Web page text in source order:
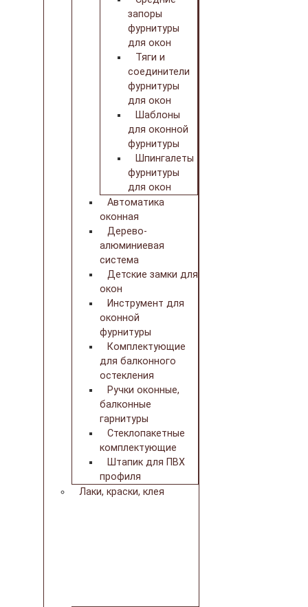
запоры
фурнитуры
для окон
Тяги и
соединители
фурнитуры
для окон
Шаблоны
для оконной
фурнитуры
Шпингалеты
фурнитуры
для окон
Автоматика
оконная
Дерево-
алюминиевая
система
Детские замки для
окон
Инструмент для
оконной
фурнитуры
Комплектующие
для балконного
остекления
Ручки оконные,
балконные
гарнитуры
Стеклопакетные
комплектующие
Штапик для ПВХ
профиля
Лаки, краски, клея